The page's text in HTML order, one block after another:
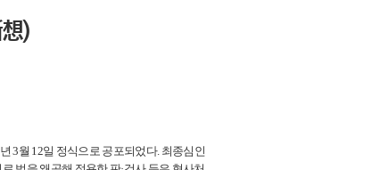
)
3월 12일 정식으로 공포되었다. 최종심인